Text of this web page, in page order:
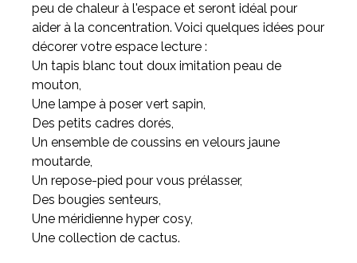
peu de chaleur à l'espace et seront idéal pour
aider à la concentration. Voici quelques idées pour
décorer votre espace lecture :
Un tapis blanc tout doux imitation peau de
mouton,
Une lampe à poser vert sapin,
Des petits cadres dorés,
Un ensemble de coussins en velours jaune
moutarde,
Un repose-pied pour vous prélasser,
Des bougies senteurs,
Une méridienne hyper cosy,
Une collection de cactus.